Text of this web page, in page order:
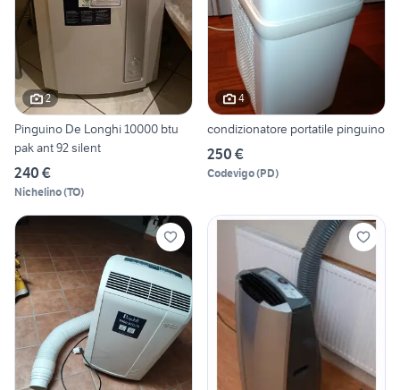
2
Pinguino De Longhi 10000 btu
pak ant 92 silent
240 €
Nichelino(TO)
4
condizionatore portatile pinguino
250 €
Codevigo(PD)